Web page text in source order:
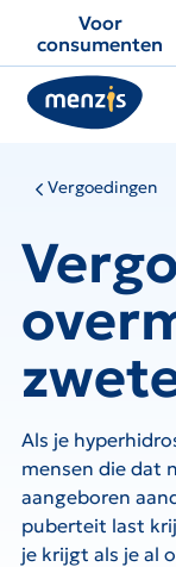
voor
snelle
navigatie
Voor
consumenten
Vergoedingen
Als je
mensen die dat
aangeboren
puberteit last
je krijgt als je al